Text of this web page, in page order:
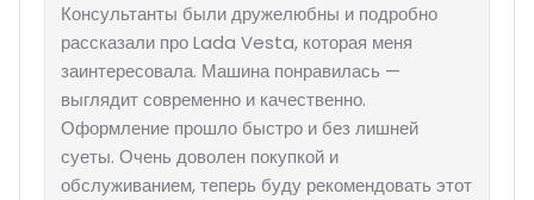
Консультанты были дружелюбны и подробно
рассказали про Lada Vesta, которая меня
заинтересовала. Машина понравилась —
выглядит современно и качественно.
Оформление прошло быстро и без лишней
суеты. Очень доволен покупкой и
обслуживанием, теперь буду рекомендовать этот